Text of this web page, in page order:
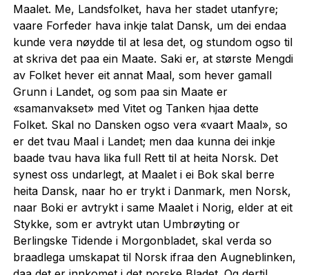
Maalet. Me, Landsfolket, hava her stadet utanfyre;
vaare Forfeder hava inkje talat Dansk, um dei endaa
kunde vera nøydde til at lesa det, og stundom ogso til
at skriva det paa ein Maate. Saki er, at største Mengdi
av Folket hever eit annat Maal, som hever gamall
Grunn i Landet, og som paa sin Maate er
«samanvakset» med Vitet og Tanken hjaa dette
Folket. Skal no Dansken ogso vera «vaart Maal», so
er det tvau Maal i Landet; men daa kunna dei inkje
baade tvau hava lika full Rett til at heita Norsk. Det
synest oss undarlegt, at Maalet i ei Bok skal berre
heita Dansk, naar ho er trykt i Danmark, men Norsk,
naar Boki er avtrykt i same Maalet i Norig, elder at eit
Stykke, som er avtrykt utan Umbrøyting or
Berlingske Tidende i Morgonbladet, skal verda so
braadlega umskapat til Norsk ifraa den Augneblinken,